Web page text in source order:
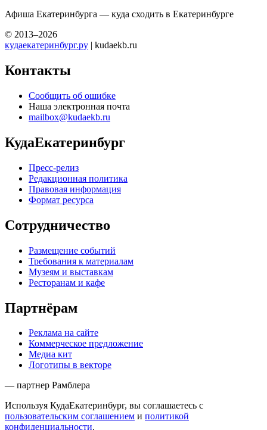
Афиша Екатеринбурга — куда сходить в Екатеринбурге
© 2013–2026
кудаекатеринбург.ру | kudaekb.ru
Контакты
Сообщить об ошибке
Наша электронная почта
mailbox@kudaekb.ru
КудаЕкатеринбург
Пресс-релиз
Редакционная политика
Правовая информация
Формат ресурса
Сотрудничество
Размещение событий
Требования к материалам
Музеям и выставкам
Ресторанам и кафе
Партнёрам
Реклама на сайте
Коммерческое предложение
Медиа кит
Логотипы в векторе
— партнер Рамблера
Используя КудаЕкатеринбург, вы соглашаетесь с
пользовательским соглашением и политикой
конфиденциальности.